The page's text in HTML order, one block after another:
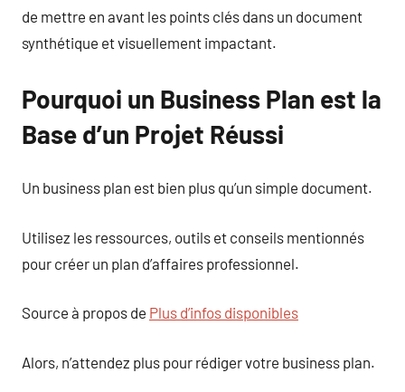
de mettre en avant les points clés dans un document
synthétique et visuellement impactant.
Pourquoi un Business Plan est la
Base d’un Projet Réussi
Un business plan est bien plus qu’un simple document.
Utilisez les ressources, outils et conseils mentionnés
pour créer un plan d’affaires professionnel.
Source à propos de Plus d’infos disponibles
Alors, n’attendez plus pour rédiger votre business plan.